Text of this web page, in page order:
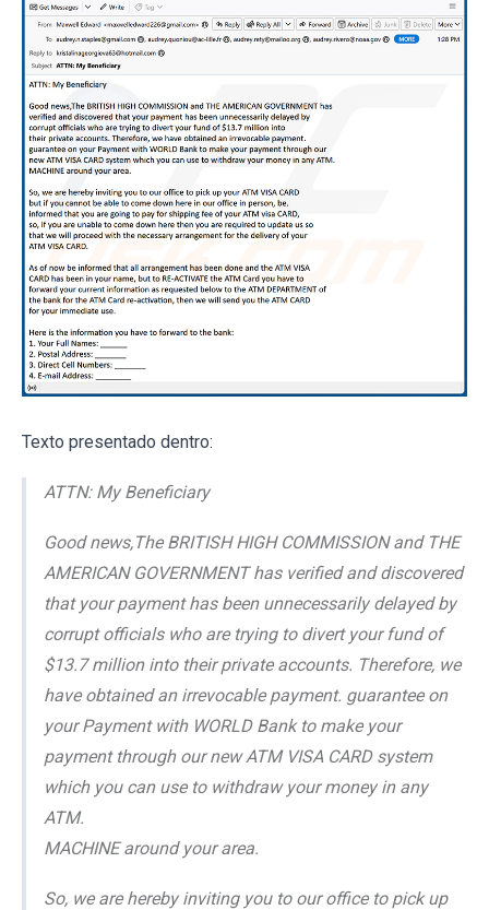
Texto presentado dentro:
ATTN: My Beneficiary
Good news,The BRITISH HIGH COMMISSION and THE
AMERICAN GOVERNMENT has verified and discovered
that your payment has been unnecessarily delayed by
corrupt officials who are trying to divert your fund of
$13.7 million into their private accounts. Therefore, we
have obtained an irrevocable payment. guarantee on
your Payment with WORLD Bank to make your
payment through our new ATM VISA CARD system
which you can use to withdraw your money in any
ATM.
MACHINE around your area.
So, we are hereby inviting you to our office to pick up